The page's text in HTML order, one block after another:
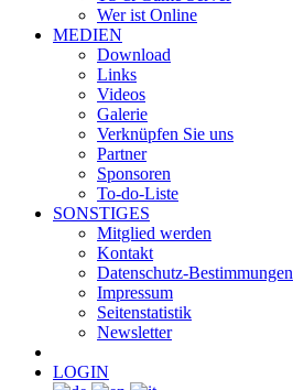
Wer ist Online
MEDIEN
Download
Links
Videos
Galerie
Verknüpfen Sie uns
Partner
Sponsoren
To-do-Liste
SONSTIGES
Mitglied werden
Kontakt
Datenschutz-Bestimmungen
Impressum
Seitenstatistik
Newsletter
LOGIN